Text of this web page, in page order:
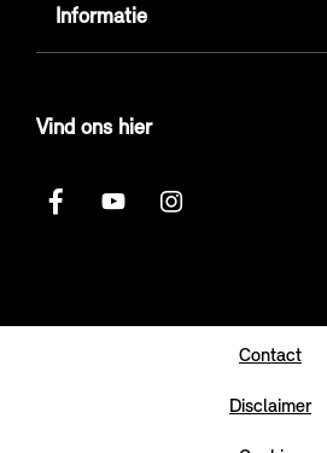
Informatie
Vind ons hier
Contact
Disclaimer